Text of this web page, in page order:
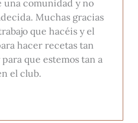
una comunidad y no
Muchas gracias
que hacéis y el
hacer recetas tan
que estemos tan a
el club.